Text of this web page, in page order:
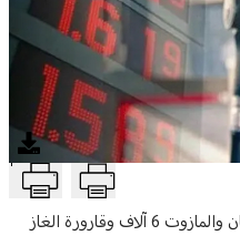
T
ارتفع سعر صفيحة البنزين 95 و98 أوكتان والمازوت 6 آلاف وقارورة الغاز